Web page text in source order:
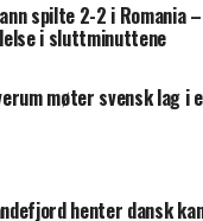
spilte 2-2 i Romania
i sluttminuttene
møter svensk lag i
henter dansk